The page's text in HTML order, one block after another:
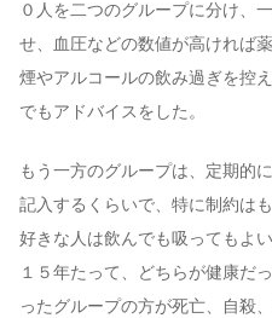
０人を二つのグループに分け、
せ、血圧などの数値が高ければ
煙やアルコールの飲み過ぎを控
でもアドバイスをした。
もう一方のグループは、定期的
記入するくらいで、特に制約は
好きな人は飲んでも吸ってもよ
１５年たって、どちらが健康だ
ったグループの方が死亡、自殺